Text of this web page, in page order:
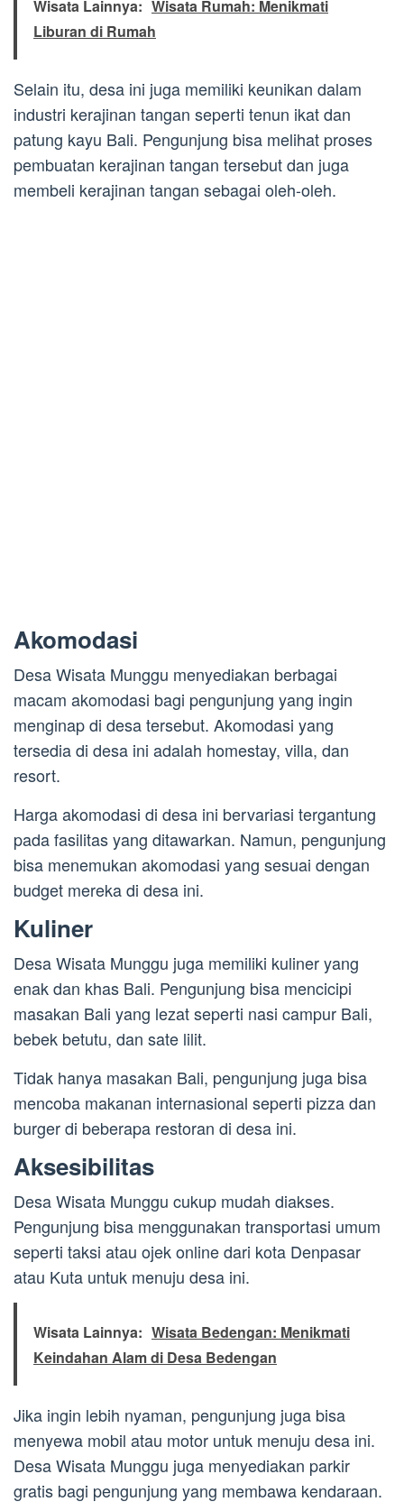
Wisata Lainnya: Wisata Rumah: Menikmati
Liburan di Rumah
Selain itu, desa ini juga memiliki keunikan dalam
industri kerajinan tangan seperti tenun ikat dan
patung kayu Bali. Pengunjung bisa melihat proses
pembuatan kerajinan tangan tersebut dan juga
membeli kerajinan tangan sebagai oleh-oleh.
Akomodasi
Desa Wisata Munggu menyediakan berbagai
macam akomodasi bagi pengunjung yang ingin
menginap di desa tersebut. Akomodasi yang
tersedia di desa ini adalah homestay, villa, dan
resort.
Harga akomodasi di desa ini bervariasi tergantung
pada fasilitas yang ditawarkan. Namun, pengunjung
bisa menemukan akomodasi yang sesuai dengan
budget mereka di desa ini.
Kuliner
Desa Wisata Munggu juga memiliki kuliner yang
enak dan khas Bali. Pengunjung bisa mencicipi
masakan Bali yang lezat seperti nasi campur Bali,
bebek betutu, dan sate lilit.
Tidak hanya masakan Bali, pengunjung juga bisa
mencoba makanan internasional seperti pizza dan
burger di beberapa restoran di desa ini.
Aksesibilitas
Desa Wisata Munggu cukup mudah diakses.
Pengunjung bisa menggunakan transportasi umum
seperti taksi atau ojek online dari kota Denpasar
atau Kuta untuk menuju desa ini.
Wisata Lainnya: Wisata Bedengan: Menikmati
Keindahan Alam di Desa Bedengan
Jika ingin lebih nyaman, pengunjung juga bisa
menyewa mobil atau motor untuk menuju desa ini.
Desa Wisata Munggu juga menyediakan parkir
gratis bagi pengunjung yang membawa kendaraan.